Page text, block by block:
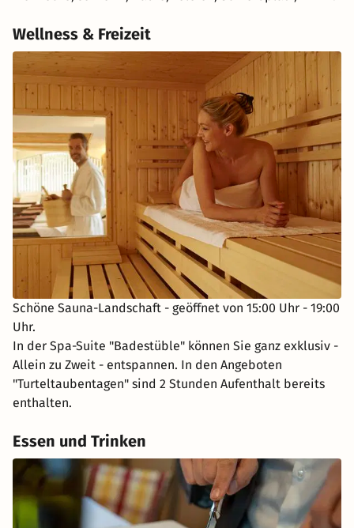
Wellness & Freizeit
Schöne Sauna-Landschaft - geöffnet von 15:00 Uhr - 19:00
Uhr.
In der Spa-Suite "Badestüble" können Sie ganz exklusiv -
Allein zu Zweit - entspannen. In den Angeboten
"Turteltaubentagen" sind 2 Stunden Aufenthalt bereits
enthalten.
Essen und Trinken